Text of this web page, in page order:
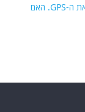
טיל ה-DART האוקראיני: פשטות טכנולוגית שמנצחת את ה-GPS. האם